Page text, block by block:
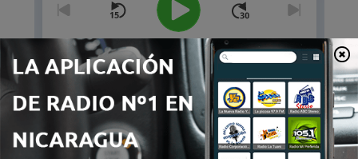
00:00 00:00
Episodios
1 - Okay